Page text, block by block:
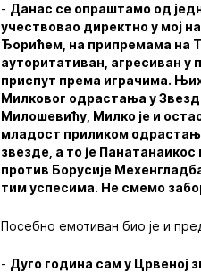
- Данас се опраштамо од
учествовао директно у мој
Ђорићем, на припремама на
ауторитативан, агресиван у
приспут према играчима.
Милковог одрастања у
Милошевићу, Милко је и
младост приликом
звезде, а то је
против Борусије
тим успесима. Не смемо
Посебно емотиван био је и
- Дуго година сам у Црвеној